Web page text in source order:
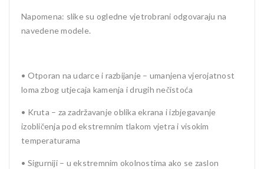
Napomena: slike su ogledne vjetrobrani odgovaraju na
navedene modele.
• Otporan na udarce i razbijanje – umanjena vjerojatnost
loma zbog utjecaja kamenja i drugih nečistoća
• Kruta – za zadržavanje oblika ekrana i izbjegavanje
izobličenja pod ekstremnim tlakom vjetra i visokim
temperaturama
• Sigurniji – u ekstremnim okolnostima ako se zaslon